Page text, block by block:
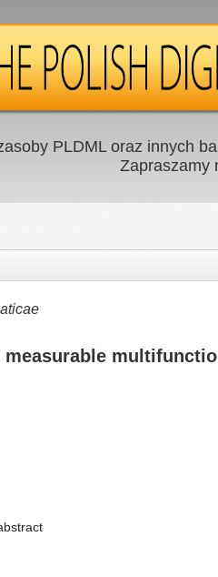
PLDML oraz innych
Zapraszamy